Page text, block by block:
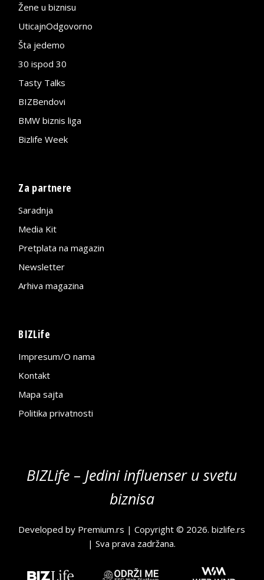
Žene u biznisu
UticajnOdgovorno
Šta jedemo
30 ispod 30
Tasty Talks
BIZBendovi
BMW biznis liga
Bizlife Week
Za partnere
Saradnja
Media Kit
Pretplata na magazin
Newsletter
Arhiva magazina
BIZLife
Impresum/O nama
Kontakt
Mapa sajta
Politika privatnosti
BIZLife – Jedini influenser u svetu
biznisa
Developed by Premium.rs | Copyright © 2026.bizlife.rs
| Sva prava zadržana.